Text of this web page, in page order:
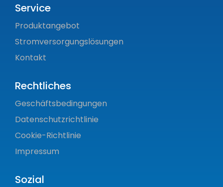
Service
Produktangebot
Stromversorgungslösungen
Kontakt
Rechtliches
Geschäftsbedingungen
Datenschutzrichtlinie
Cookie-Richtlinie
Impressum
Sozial